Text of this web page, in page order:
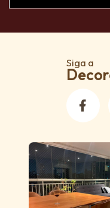
Siga a